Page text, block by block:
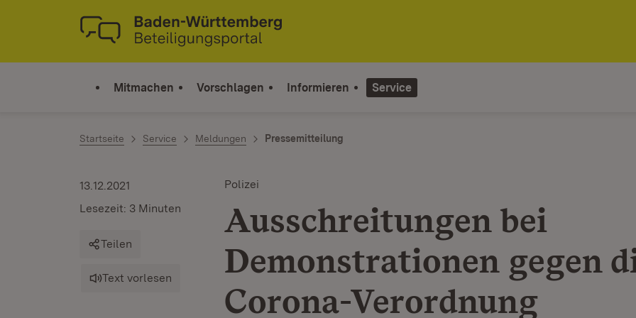
Zum Inhalt springen
Link zur Startseite
Mitmachen Vorschlagen Informieren Service
Startseite Service Meldungen Pressemitteilung
Polizei
Ausschreitungen bei
Demonstrationen gegen
Corona-Verordnung
13.12.2021
Lesezeit: 3 Minuten
Teilen
Text vorlesen